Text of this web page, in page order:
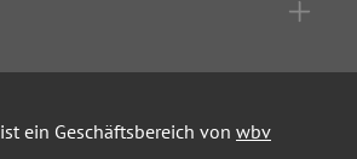
ist ein Geschäftsbereich von wbv